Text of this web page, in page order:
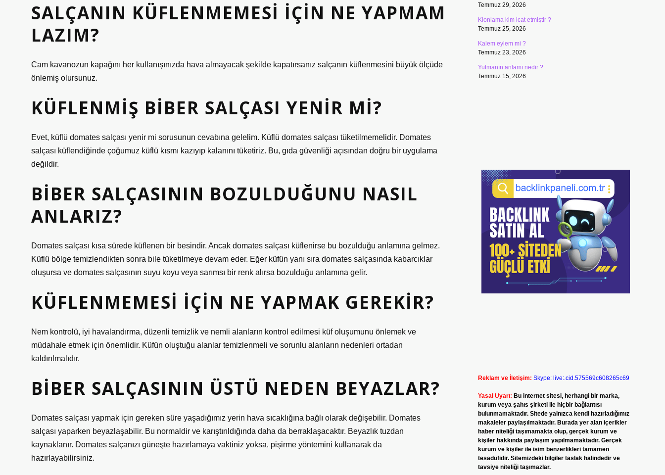
SALÇANIN KÜFLENMEMESI IÇIN NE YAPMAM
LAZIM?
Cam kavanozun kapağını her kullanışınızda hava almayacak şekilde kapatırsanız salçanın küflenmesini büyük ölçüde
önlemiş olursunuz.
KÜFLENMIŞ BIBER SALÇASI YENIR MI?
Evet, küflü domates salçası yenir mi sorusunun cevabına gelelim. Küflü domates salçası tüketilmemelidir. Domates
salçası küflendiğinde çoğumuz küflü kısmı kazıyıp kalanını tüketiriz. Bu, gıda güvenliği açısından doğru bir uygulama
değildir.
BIBER SALÇASININ BOZULDUĞUNU NASIL
ANLARIZ?
Domates salçası kısa sürede küflenen bir besindir. Ancak domates salçası küflenirse bu bozulduğu anlamına gelmez.
Küflü bölge temizlendikten sonra bile tüketilmeye devam eder. Eğer küfün yanı sıra domates salçasında kabarcıklar
oluşursa ve domates salçasının suyu koyu veya sarımsı bir renk alırsa bozulduğu anlamına gelir.
KÜFLENMEMESI IÇIN NE YAPMAK GEREKIR?
Nem kontrolü, iyi havalandırma, düzenli temizlik ve nemli alanların kontrol edilmesi küf oluşumunu önlemek ve
müdahale etmek için önemlidir. Küfün oluştuğu alanlar temizlenmeli ve sorunlu alanların nedenleri ortadan
kaldırılmalıdır.
BIBER SALÇASININ ÜSTÜ NEDEN BEYAZLAR?
Domates salçası yapmak için gereken süre yaşadığımız yerin hava sıcaklığına bağlı olarak değişebilir. Domates
salçası yaparken beyazlaşabilir. Bu normaldir ve karıştırıldığında daha da berraklaşacaktır. Beyazlık tuzdan
kaynaklanır. Domates salçanızı güneşte hazırlamaya vaktiniz yoksa, pişirme yöntemini kullanarak da
hazırlayabilirsiniz.
Temmuz 29, 2026
Klonlama kim icat etmiştir ?
Temmuz 25, 2026
Kalem eylem mi ?
Temmuz 23, 2026
Yutmanın anlamı nedir ?
Temmuz 15, 2026
Reklam ve İletişim: Skype: live:.cid.575569c608265c69
Yasal Uyarı: Bu internet sitesi, herhangi bir marka,
kurum veya şahıs şirketi ile hiçbir bağlantısı
bulunmamaktadır. Sitede yalnızca kendi hazırladığımız
makaleler paylaşılmaktadır. Burada yer alan içerikler
haber niteliği taşımamakta olup, gerçek kurum ve
kişiler hakkında paylaşım yapılmamaktadır. Gerçek
kurum ve kişiler ile isim benzerlikleri tamamen
tesadüfidir. Sitemizdeki bilgiler taslak halindedir ve
tavsiye niteliği taşımazlar.